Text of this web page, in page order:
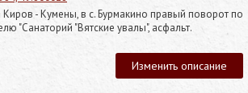
Киров - Кумены, в с. Бурмакино правый поворот по
"Санаторий "Вятские увалы", асфальт.
Изменить описание